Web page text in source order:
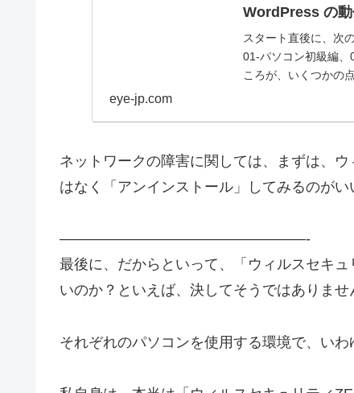
WordPress の動
スタート直後に、次
01-パソコン初級編、
ころが、いくつかの
eye-jp.com
ネットワークの障害に関しては、まずは、
はなく「アンインストール」してみるのがい
—————————————————-
最後に、だからといって、「ウィルスセキ
いのか？といえば、決してそうではありませ
それぞれのパソコンを使用する環境で、い